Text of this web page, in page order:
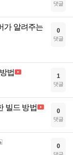
댓글
가 알려주는
0
댓글
법 1
댓글
빌드 방법 0
댓글
0